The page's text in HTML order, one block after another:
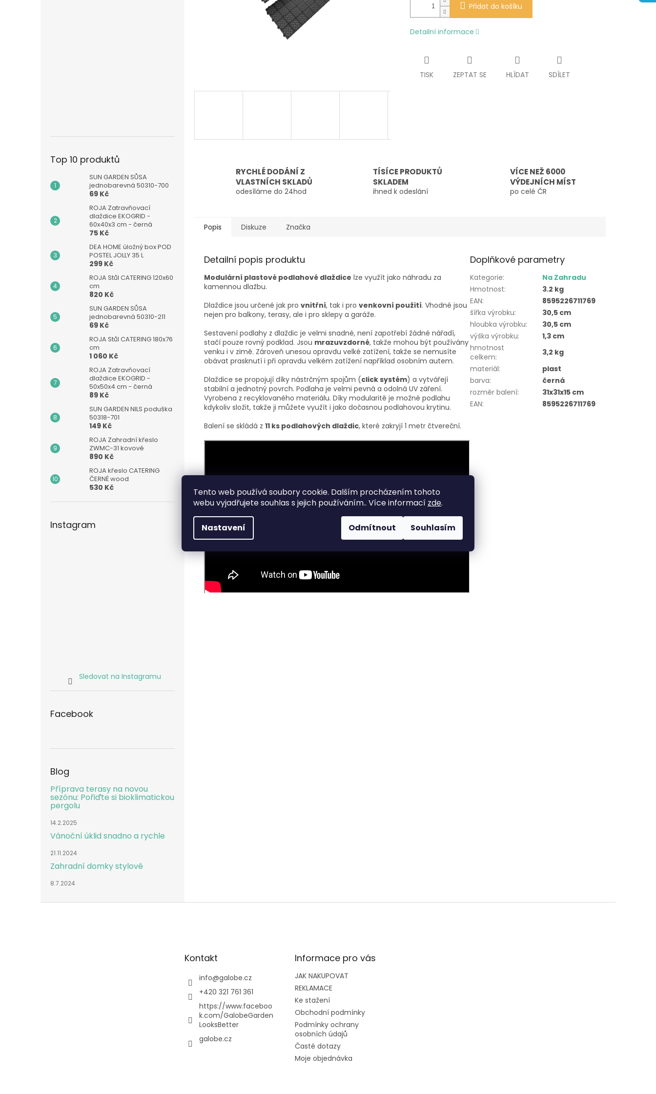
Tento web používá soubory cookie. Dalším procházením tohoto
webu vyjadřujete souhlas s jejich používáním.. Více informací zde.
Nastavení Odmítnout Souhlasím
Top 10 produktů
SUN GARDEN SŮSA
jednobarevná 50310-700
69 Kč
ROJA Zatravňovací
dlaždice EKOGRID -
60x40x3 cm - černá
75 Kč
DEA HOME úložný box POD
POSTEL JOLLY 35 L
299 Kč
ROJA Stůl CATERING 120x60
cm
820 Kč
SUN GARDEN SŮSA
jednobarevná 50310-211
69 Kč
ROJA Stůl CATERING 180x76
cm
1 060 Kč
ROJA Zatravňovací
dlaždice EKOGRID -
50x50x4 cm - černá
89 Kč
SUN GARDEN NILS poduška
50318-701
149 Kč
ROJA Zahradní křeslo
ZWMC-31 kovové
890 Kč
ROJA křeslo CATERING
ČERNÉ wood
530 Kč
Instagram
Sledovat na Instagramu
Facebook
Blog
Příprava terasy na novou
sezónu: Pořiďte si bioklimatickou
pergolu
14.2.2025
Vánoční úklid snadno a rychle
21.11.2024
Zahradní domky stylově
8.7.2024
Přidat do košíku
Detailní informace
TISK ZEPTAT SE HLÍDAT SDÍLET
RYCHLÉ DODÁNÍ Z
VLASTNÍCH SKLADŮ
odesíláme do 24hod
TÍSÍCE PRODUKTŮ
SKLADEM
ihned k odeslání
VÍCE NEŽ 6000
VÝDEJNÍCH MÍST
po celé ČR
Popis Diskuze Značka
Detailní popis produktu
Modulární plastové podlahové dlaždice lze využít jako náhradu za
kamennou dlažbu.
Dlaždice jsou určené jak pro vnitřní, tak i pro venkovní použití. Vhodné jsou
nejen pro balkony, terasy, ale i pro sklepy a garáže.
Sestavení podlahy z dlaždic je velmi snadné, není zapotřebí žádné nářadí,
stačí pouze rovný podklad. Jsou mrazuvzdorné, takže mohou být používány
venku i v zimě. Zároveň unesou opravdu velké zatížení, takže se nemusíte
obávat prasknutí i při opravdu velkém zatížení například osobním autem.
Dlaždice se propojují díky nástrčným spojům (click systém) a vytvářejí
stabilní a jednotný povrch. Podlaha je velmi pevná a odolná UV záření.
Vyrobena z recyklovaného materiálu. Díky modularitě je možné podlahu
kdykoliv složit, takže ji můžete využít i jako dočasnou podlahovou krytinu.
Balení se skládá z 11 ks podlahových dlaždic, které zakryjí 1 metr čtvereční.
Doplňkové parametry
Kategorie:
Na Zahradu
Hmotnost:
3.2 kg
EAN:
8595226711769
šířka výrobku:
30,5 cm
hloubka výrobku:
30,5 cm
výška výrobku:
1,3 cm
hmotnost
celkem:
3,2 kg
materiál:
plast
barva:
černá
rozměr balení:
31x31x15 cm
EAN: 8595226711769
Kontakt
info@galobe.cz
+420 321 761 361
https://www.faceboo
k.com/GalobeGarden
LooksBetter
galobe.cz
Informace pro vás
JAK NAKUPOVAT
REKLAMACE
Ke stažení
Obchodní podmínky
Podmínky ochrany
osobních údajů
Časté dotazy
Moje objednávka